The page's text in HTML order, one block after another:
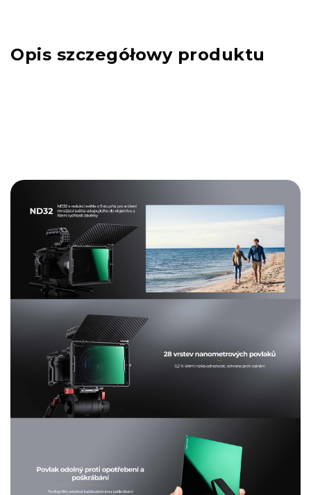
Opis szczegółowy produktu